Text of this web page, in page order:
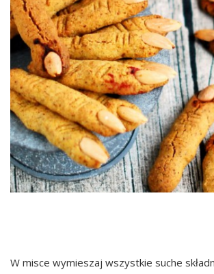
W misce wymieszaj wszystkie suche